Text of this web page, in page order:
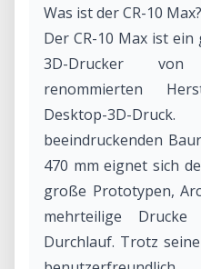
Was ist der CR-10 Max?
Der CR-10 Max ist
3D-Drucker
renommierten
Desktop-3D-
beeindruckenden
470 mm eignet sich
große Prototypen,
mehrteilige
Durchlauf. Trotz